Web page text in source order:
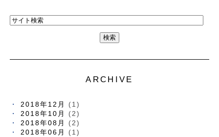
ARCHIVE
2018年12月
(1)
2018年10月
(2)
2018年08月
(2)
2018年06月
(1)